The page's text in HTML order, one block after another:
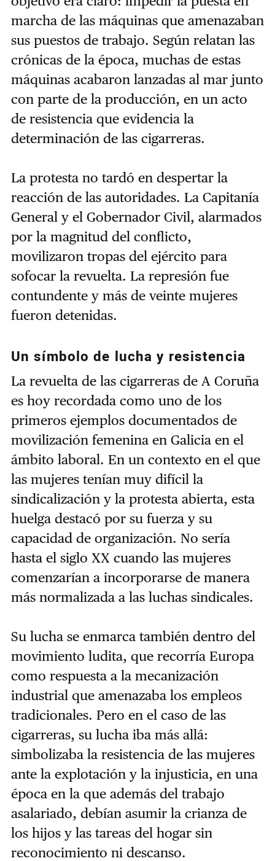
marcha de las máquinas que amenazaban
sus puestos de trabajo. Según relatan las
crónicas de la época, muchas de estas
máquinas acabaron lanzadas al mar junto
con parte de la producción, en un acto
de resistencia que evidencia la
determinación de las cigarreras.
La protesta no tardó en despertar la
reacción de las autoridades. La Capitanía
General y el Gobernador Civil, alarmados
por la magnitud del conflicto,
movilizaron tropas del ejército para
sofocar la revuelta. La represión fue
contundente y más de veinte mujeres
fueron detenidas.
Un símbolo de lucha y resistencia
La revuelta de las cigarreras de A Coruña
es hoy recordada como uno de los
primeros ejemplos documentados de
movilización femenina en Galicia en el
ámbito laboral. En un contexto en el que
las mujeres tenían muy difícil la
sindicalización y la protesta abierta, esta
huelga destacó por su fuerza y su
capacidad de organización. No sería
hasta el siglo XX cuando las mujeres
comenzarían a incorporarse de manera
más normalizada a las luchas sindicales.
Su lucha se enmarca también dentro del
movimiento ludita, que recorría Europa
como respuesta a la mecanización
industrial que amenazaba los empleos
tradicionales. Pero en el caso de las
cigarreras, su lucha iba más allá:
simbolizaba la resistencia de las mujeres
ante la explotación y la injusticia, en una
época en la que además del trabajo
asalariado, debían asumir la crianza de
los hijos y las tareas del hogar sin
reconocimiento ni descanso.